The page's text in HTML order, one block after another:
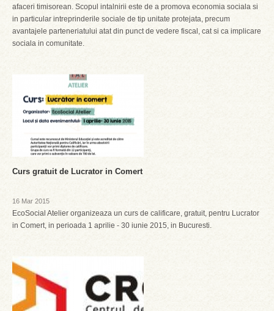
afaceri timisorean. Scopul intalnirii este de a promova economia sociala si
in particular intreprinderile sociale de tip unitate protejata, precum
avantajele parteneriatului atat din punct de vedere fiscal, cat si ca implicare
sociala in comunitate.
Curs gratuit de Lucrator in Comert
16 Mar 2015
EcoSocial Atelier organizeaza un curs de calificare, gratuit, pentru Lucrator
in Comert, in perioada 1 aprilie - 30 iunie 2015, in Bucuresti.